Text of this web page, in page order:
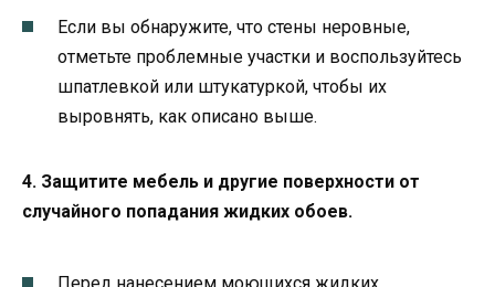
Если вы обнаружите, что стены неровные,
отметьте проблемные участки и воспользуйтесь
шпатлевкой или штукатуркой, чтобы их
выровнять, как описано выше.
4. Защитите мебель и другие поверхности от
случайного попадания жидких обоев.